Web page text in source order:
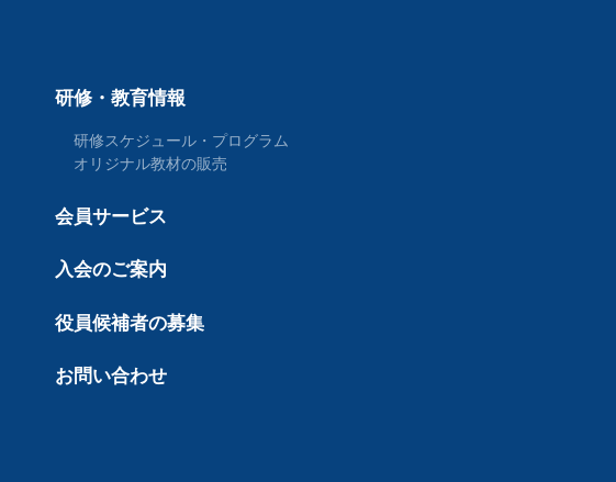
研修・教育情報
研修スケジュール・プログラム
オリジナル教材の販売
会員サービス
入会のご案内
役員候補者の募集
お問い合わせ